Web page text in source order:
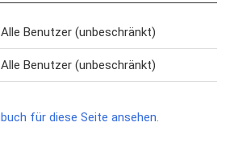
Alle Benutzer (unbeschränkt)
Alle Benutzer (unbeschränkt)
für diese Seite ansehen.